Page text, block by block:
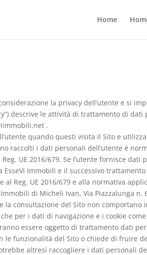
Home
la privacy dell’utente e si
descrive le attività di trattamento di
.
quando questi visita il Sito e
raccolti i dati personali dell’utente è
UE 2016/679. Se l’utente fornisce dati
Immobili e il successivo
Reg. UE 2016/679 e alla normativa
di Micheli Ivan, Via Piazzalunga n.
la consultazione del Sito non comportano
per i dati di navigazione e i cookie
essere oggetto di trattamento dati
le funzionalità del Sito o chiede di fruire
altresì raccogliere i dati personali